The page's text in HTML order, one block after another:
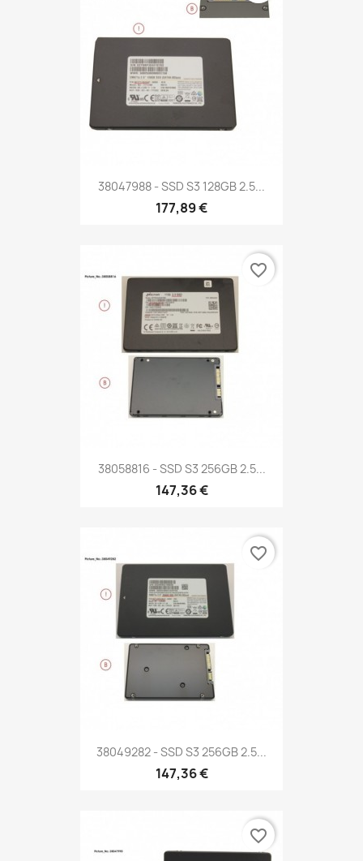
38047988 - SSD S3 128GB 2.5...
177,89 €
38058816 - SSD S3 256GB 2.5...
147,36 €
favorite_border
38049282 - SSD S3 256GB 2.5...
147,36 €
favorite_border
favorite_border